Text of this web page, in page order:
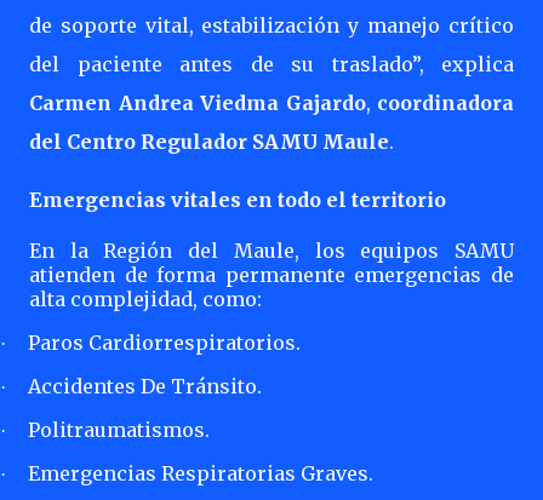
de soporte vital, estabilización y manejo crítico
del paciente antes de su traslado”, explica
Carmen Andrea Viedma Gajardo, coordinadora
del Centro Regulador SAMU Maule.
Emergencias vitales en todo el territorio
En la Región del Maule, los equipos SAMU
atienden de forma permanente emergencias de
alta complejidad, como:
· Paros Cardiorrespiratorios.
· Accidentes De Tránsito.
· Politraumatismos.
· Emergencias Respiratorias Graves.